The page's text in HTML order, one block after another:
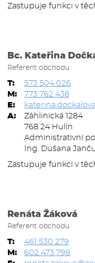
Zastupuje funkci v
Bc. Kateřina
Referent obchodu
T:
573 504 026
M:
773 762 438
E:
A:
Záhlinická 1284
768 24 Hulín
Administrativní
Ing. Dušana
Zastupuje funkci v
Renáta Žáková
Referent obchodu
T:
461 530 279
M:
602 473 798